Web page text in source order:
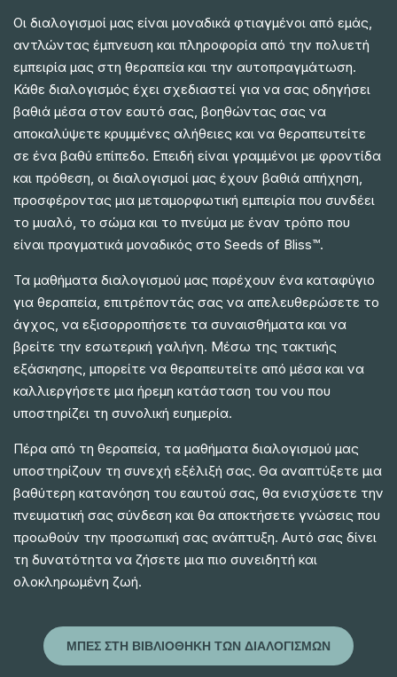
Οι διαλογισμοί μας είναι μοναδικά φτιαγμένοι από εμάς,
αντλώντας έμπνευση και πληροφορία από την πολυετή
εμπειρία μας στη θεραπεία και την αυτοπραγμάτωση.
Κάθε διαλογισμός έχει σχεδιαστεί για να σας οδηγήσει
βαθιά μέσα στον εαυτό σας, βοηθώντας σας να
αποκαλύψετε κρυμμένες αλήθειες και να θεραπευτείτε
σε ένα βαθύ επίπεδο. Επειδή είναι γραμμένοι με φροντίδα
και πρόθεση, οι διαλογισμοί μας έχουν βαθιά απήχηση,
προσφέροντας μια μεταμορφωτική εμπειρία που συνδέει
το μυαλό, το σώμα και το πνεύμα με έναν τρόπο που
είναι πραγματικά μοναδικός στο Seeds of Bliss™.
Τα μαθήματα διαλογισμού μας παρέχουν ένα καταφύγιο
για θεραπεία, επιτρέποντάς σας να απελευθερώσετε το
άγχος, να εξισορροπήσετε τα συναισθήματα και να
βρείτε την εσωτερική γαλήνη. Μέσω της τακτικής
εξάσκησης, μπορείτε να θεραπευτείτε από μέσα και να
καλλιεργήσετε μια ήρεμη κατάσταση του νου που
υποστηρίζει τη συνολική ευημερία.
Πέρα από τη θεραπεία, τα μαθήματα διαλογισμού μας
υποστηρίζουν τη συνεχή εξέλιξή σας. Θα αναπτύξετε μια
βαθύτερη κατανόηση του εαυτού σας, θα ενισχύσετε την
πνευματική σας σύνδεση και θα αποκτήσετε γνώσεις που
προωθούν την προσωπική σας ανάπτυξη. Αυτό σας δίνει
τη δυνατότητα να ζήσετε μια πιο συνειδητή και
ολοκληρωμένη ζωή.
ΜΠΕΣ ΣΤΗ ΒΙΒΛΙΟΘΗΚΗ ΤΩΝ ΔΙΑΛΟΓΙΣΜΩΝ